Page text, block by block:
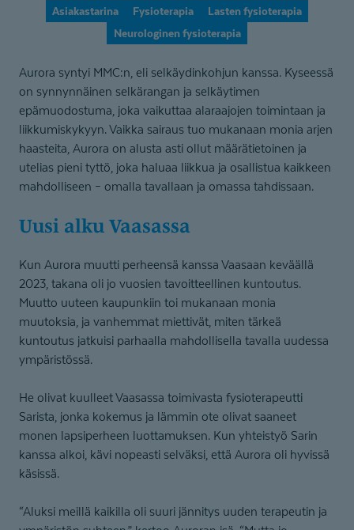
Asiakastarina Fysioterapia
Lasten fysioterapia
Neurologinen fysioterapia
Aurora syntyi MMC:n, eli selkäydinkohjun kanssa. Kyseessä
on synnynnäinen selkärangan ja selkäytimen
epämuodostuma, joka vaikuttaa alaraajojen toimintaan ja
liikkumiskykyyn. Vaikka sairaus tuo mukanaan monia arjen
haasteita, Aurora on alusta asti ollut määrätietoinen ja
utelias pieni tyttö, joka haluaa liikkua ja osallistua kaikkeen
mahdolliseen – omalla tavallaan ja omassa tahdissaan.
Uusi alku Vaasassa
Kun Aurora muutti perheensä kanssa Vaasaan keväällä
2023, takana oli jo vuosien tavoitteellinen kuntoutus.
Muutto uuteen kaupunkiin toi mukanaan monia
muutoksia, ja vanhemmat miettivät, miten tärkeä
kuntoutus jatkuisi parhaalla mahdollisella tavalla uudessa
ympäristössä.
He olivat kuulleet Vaasassa toimivasta fysioterapeutti
Sarista, jonka kokemus ja lämmin ote olivat saaneet
monen lapsiperheen luottamuksen. Kun yhteistyö Sarin
kanssa alkoi, kävi nopeasti selväksi, että Aurora oli hyvissä
käsissä.
“Aluksi meillä kaikilla oli suuri jännitys uuden terapeutin ja